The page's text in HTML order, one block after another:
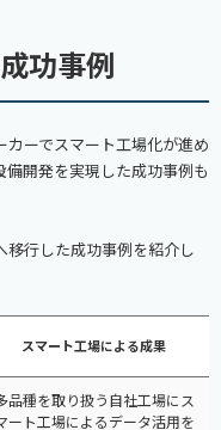
功事例
ーでスマート工場化が進め
開発を実現した成功事例も
行した成功事例を紹介し
スマート工場による成果
品種を取り扱う自社工場にス
ート工場によるデータ活用を